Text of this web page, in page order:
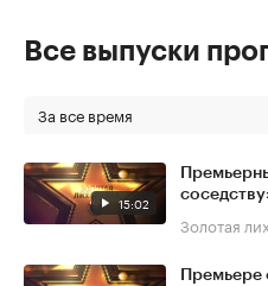
Все выпуски
За все время
15:02
Золотая
Премьере